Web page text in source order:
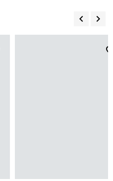
keyboard_arrow_left keyboard_arrow_right